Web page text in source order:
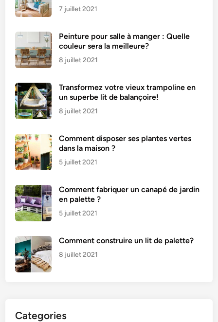
7 juillet 2021
Peinture pour salle à manger : Quelle
couleur sera la meilleure?
8 juillet 2021
Transformez votre vieux trampoline en
un superbe lit de balançoire!
8 juillet 2021
Comment disposer ses plantes vertes
dans la maison ?
5 juillet 2021
Comment fabriquer un canapé de jardin
en palette ?
5 juillet 2021
Comment construire un lit de palette?
8 juillet 2021
Categories